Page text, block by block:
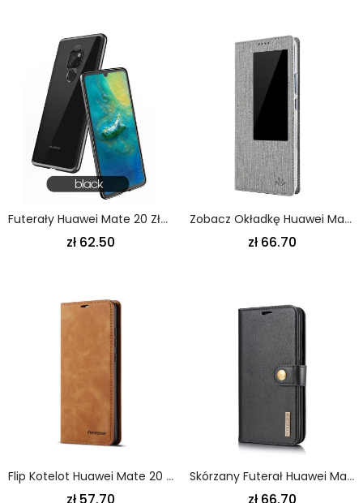
Futerały Huawei Mate 20 Złoty Etui Na Telefon Seria O Świcie
zł 62.50
Zobacz Okładkę Huawei Mate 20 Magenta Czarny Textured Vili Dmx
zł 66.70
Flip Kotelot Huawei Mate 20 Czerwony Czarny Forwenw Efekt Skóry Skórzany Futerał Huawei Mate 20 Szary Czarny Etui Na Telefon Dg. Odpinany Ming